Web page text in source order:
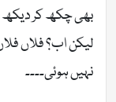
بھی چکھ کر دیکھ
لیکن اب؟ فلاں
نہیں ہوئی۔۔۔۔